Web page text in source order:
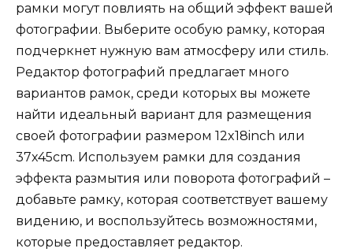
рамки могут повлиять на общий эффект вашей
фотографии. Выберите особую рамку, которая
подчеркнет нужную вам атмосферу или стиль.
Редактор фотографий предлагает много
вариантов рамок, среди которых вы можете
найти идеальный вариант для размещения
своей фотографии размером 12x18inch или
37x45cm. Используем рамки для создания
эффекта размытия или поворота фотографий –
добавьте рамку, которая соответствует вашему
видению, и воспользуйтесь возможностями,
которые предоставляет редактор.